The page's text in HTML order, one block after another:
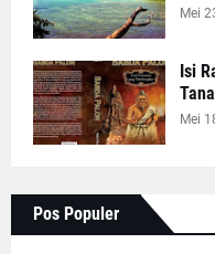
Mei
Isi
Mei
Pos Populer